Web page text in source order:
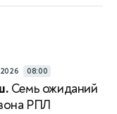
08:00
Семь ожиданий
РПЛ